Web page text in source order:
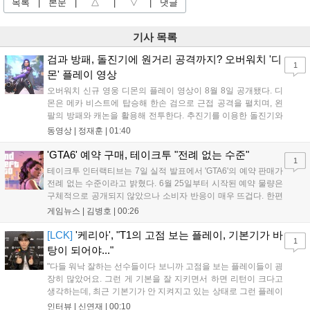
목록 본문 △ ▽ 댓글
기사 목록
검과 방패, 돌진기에 원거리 공격까지? 오버워치 '디
몬' 플레이 영상
오버워치 신규 영웅 디몬의 플레이 영상이 8월 8일 공개됐다. 디
몬은 메카 비스트에 탑승해 한손 검으로 근접 공격을 펼치며, 왼
팔의 방패와 캐논을 활용해 전투한다. 추진기를 이용한 돌진기와
참격 형태의 궁극기를 보유했고, 메카 파괴 시 맨몸으로 기관총을
산의 영웅들 업데이트를 통해 정식 출시될 예정이다....
동영상 | 정재훈 01:40
1
'GTA6' 예약 구매, 테이크투 "전례 없는 수준"
테이크투 인터랙티브는 7일 실적 발표에서 'GTA6'의 예약 판매가
전례 없는 수준이라고 밝혔다. 6월 25일부터 시작된 예약 물량은
구체적으로 공개되지 않았으나 소비자 반응이 매우 뜨겁다. 한편
11월 19일 PS5와 Xbox 시리즈 X|S로 정식 출시될 예정이며, 록
상 'Grand Theft Auto VI: An Extended Look'을 최초 공개할 계획
이다....
게임뉴스 | 김병호 00:26
1
[LCK] '케리아', "T1의 고점 보는 플레이, 기본기가 바
탕이 되어야..."
"다들 워낙 잘하는 선수들이다 보니까 고점을 보는 플레이들이 굉
장히 많았어요. 그런 게 기본을 잘 지키면서 하면 리턴이 크다고
생각하는데, 최근 기본기가 안 지켜지고 있는 상태로 그런 플레이
를 추구하다 보니까 팀적으로 안 좋은 사고가 계속 많이 났던 것
인터뷰 | 신연재 00:10
1